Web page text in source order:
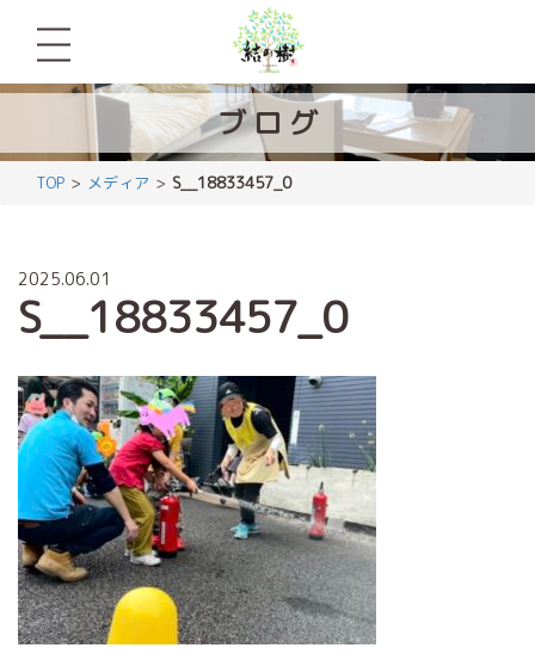
ブロ グ
TOP メディア S__18833457_0
2025.06.01
S__18833457_0